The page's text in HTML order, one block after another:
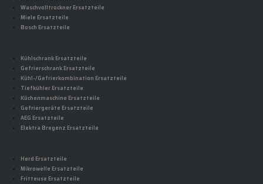
Waschvolltrockner Ersatzteile
Miele Ersatzteile
Bosch Ersatzteile
Kühlschrank Ersatzteile
Gefrierschrank Ersatzteile
Kühl-/Gefrierkombination Ersatzteile
Tiefkühler Ersatzteile
Küchenmaschine Ersatzteile
Gefriergeräte Ersatzteile
AEG Ersatzteile
Elektra Bregenz Ersatzteile
Herd Ersatzteile
Mikrowelle Ersatzteile
Fritteuse Ersatzteile